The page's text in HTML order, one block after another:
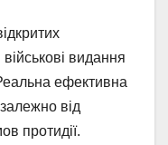
видання
ефективна
від
протидії.